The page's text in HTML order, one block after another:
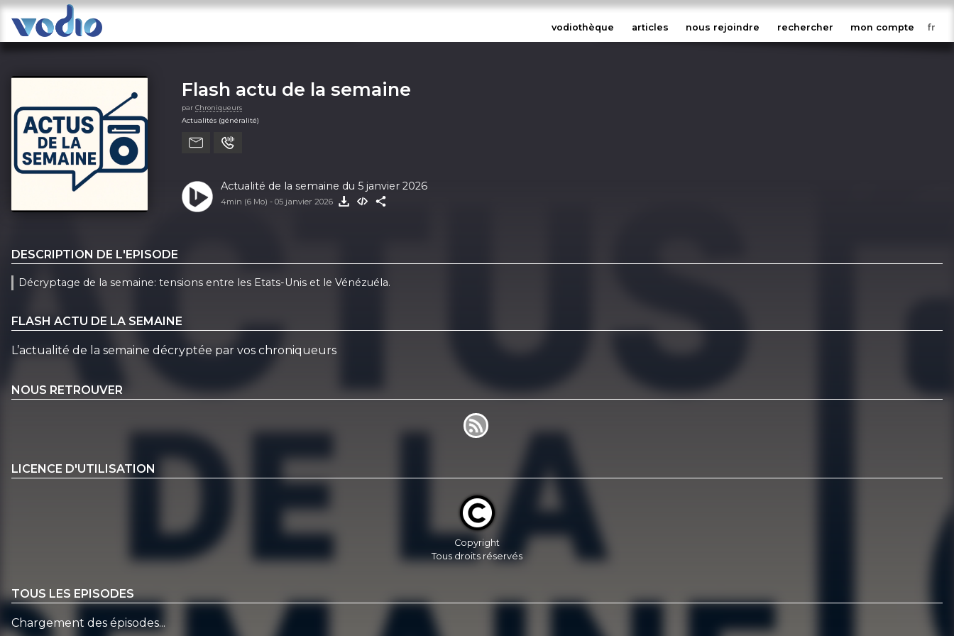
vodiothèque articles nous rejoindre rechercher mon compte
Flash actu de la semaine
par Chroniqueurs
Actualités (généralité)
Actualité de la semaine du 5 janvier 2026
4min (6 Mo) - 05 janvier 2026
DESCRIPTION DE L'EPISODE
Décryptage de la semaine: tensions entre les Etats-Unis et le Vénézuéla.
FLASH ACTU DE LA SEMAINE
L’actualité de la semaine décryptée par vos chroniqueurs
NOUS RETROUVER
LICENCE D'UTILISATION
Copyright
Tous droits réservés
TOUS LES EPISODES
Chargement des épisodes...